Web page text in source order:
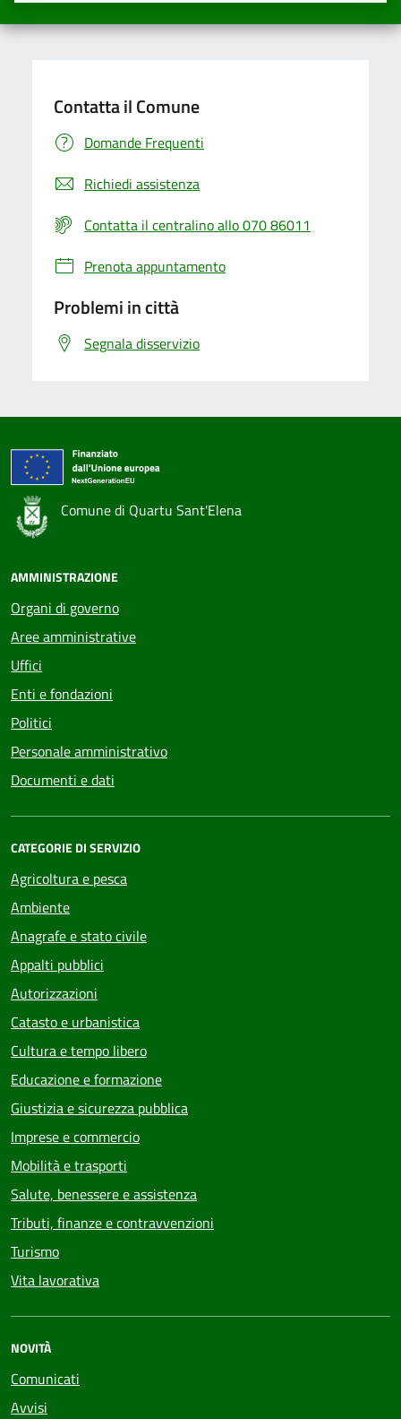
Contatta il Comune
Domande Frequenti
Richiedi assistenza
Contatta il centralino allo 070 86011
Prenota appuntamento
Problemi in città
Segnala disservizio
Comune di Quartu Sant'Elena
AMMINISTRAZIONE
Organi di governo
Aree amministrative
Uffici
Enti e fondazioni
Politici
Personale amministrativo
Documenti e dati
CATEGORIE DI SERVIZIO
Agricoltura e pesca
Ambiente
Anagrafe e stato civile
Appalti pubblici
Autorizzazioni
Catasto e urbanistica
Cultura e tempo libero
Educazione e formazione
Giustizia e sicurezza pubblica
Imprese e commercio
Mobilità e trasporti
Salute, benessere e assistenza
Tributi, finanze e contravvenzioni
Turismo
Vita lavorativa
NOVITÀ
Comunicati
Avvisi